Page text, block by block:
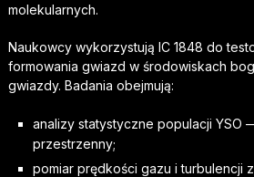
molekularnych.
Naukowcy wykorzystują IC 1848 do
formowania gwiazd w środowiskach
gwiazdy. Badania obejmują:
analizy statystyczne populacji YSO
przestrzenny;
pomiar prędkości gazu i turbulencji